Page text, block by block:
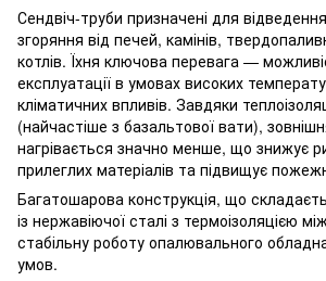
Сендвіч-труби призначені для
згоряння від печей, камінів,
котлів. Їхня ключова перевага —
експлуатації в умовах високих
кліматичних впливів. Завдяки
(найчастіше з базальтової вати),
нагрівається значно менше, що знижує
прилеглих матеріалів та підвищує
Багатошарова конструкція, що
із нержавіючої сталі з термоізоляцією
стабільну роботу опалювального
умов.